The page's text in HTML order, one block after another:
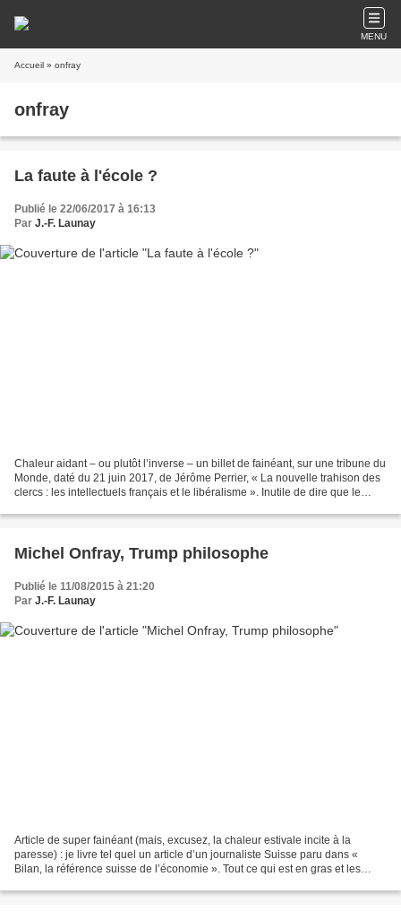
MENU
Accueil » onfray
onfray
La faute à l'école ?
Publié le 22/06/2017 à 16:13
Par J.-F. Launay
Chaleur aidant – ou plutôt l’inverse – un billet de fainéant, sur une tribune du
Monde, daté du 21 juin 2017, de Jérôme Perrier, « La nouvelle trahison des
clercs : les intellectuels français et le libéralisme ». Inutile de dire que le
Michel Onfray, Trump philosophe
Publié le 11/08/2015 à 21:20
Par J.-F. Launay
Article de super fainéant (mais, excusez, la chaleur estivale incite à la
paresse) : je livre tel quel un article d’un journaliste Suisse paru dans «
Bilan, la référence suisse de l’économie ». Tout ce qui est en gras et les